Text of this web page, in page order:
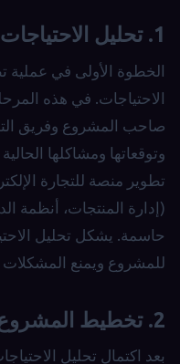
1. تحليل الاحتياجات
الخطوة الأولى في عملية
الاحتياجات. في هذه
صاحب المشروع وفريق
وتوقعاتها ومشاكلها
تطوير منصة للتجارة
(إدارة المنتجات، أنظمة
حاسمة. يشكل تحليل
للمشروع ويمنع المشكلات
2. تخطيط المشروع
بعد اكتمال تحليل